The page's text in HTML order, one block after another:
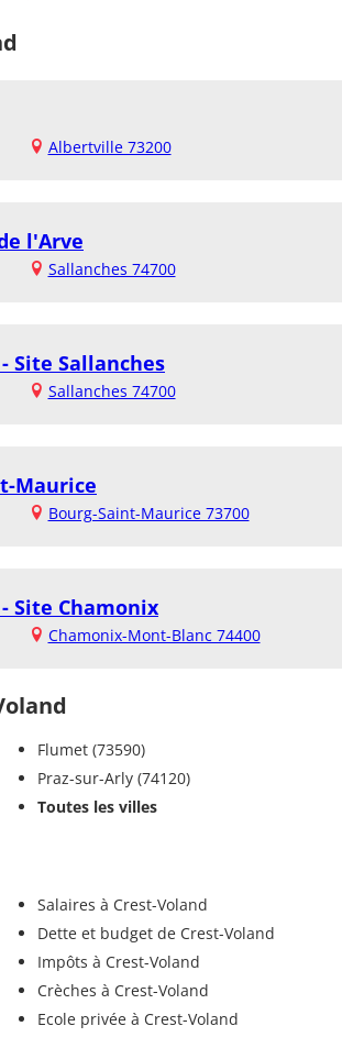
Albertville 73200
l'Arve
Sallanches 74700
Site Sallanches
Sallanches 74700
Maurice
Bourg-Saint-Maurice 73700
Site Chamonix
Chamonix-Mont-Blanc 74400
Flumet (73590)
Praz-sur-Arly (74120)
Toutes les villes
Salaires à Crest-Voland
Dette et budget de Crest-Voland
Impôts à Crest-Voland
Crèches à Crest-Voland
Ecole privée à Crest-Voland